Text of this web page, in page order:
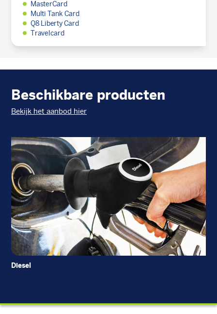
MasterCard
Multi Tank Card
Q8 Liberty Card
Travelcard
Beschikbare producten
Bekijk het aanbod hier
Diesel